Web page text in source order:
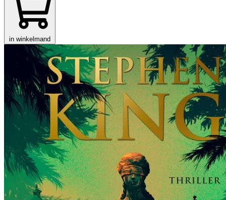
in winkelmand